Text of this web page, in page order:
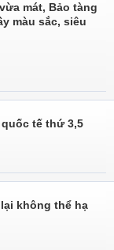
mát, Bảo tàng
màu sắc, siêu
tế thứ 3,5
không thể hạ